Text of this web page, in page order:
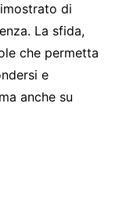
di
La sfida,
che permetta
e
anche su